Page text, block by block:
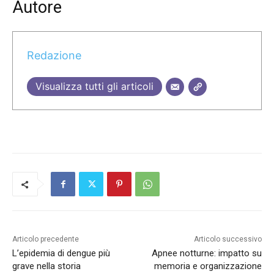
Autore
Redazione
Visualizza tutti gli articoli
Articolo precedente
L’epidemia di dengue più
grave nella storia
Articolo successivo
Apnee notturne: impatto su
memoria e organizzazione